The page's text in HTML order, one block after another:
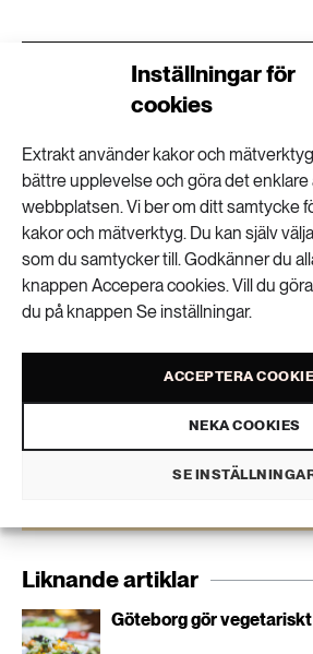
Inställningar för
cookies
Extrakt använder kakor och
bättre upplevelse och göra det enklare
webbplatsen. Vi ber om ditt samtycke
kakor och mätverktyg. Du kan själv
som du samtycker till. Godkänner du
knappen Accepera cookies. Vill du
du på knappen Se inställningar.
ACCEPTERA
NEKA COOKIES
SE
VISA KOMMENTARER (0)
Nyhetsbrev
Få kunskapen, idéerna och de
för ett hållbart samhälle.
information kopplat till Extrakts verksamhet. Du
upp nyhetsbrevet, vilket innebär att du inte
Liknande artiklar
Göteborg gör